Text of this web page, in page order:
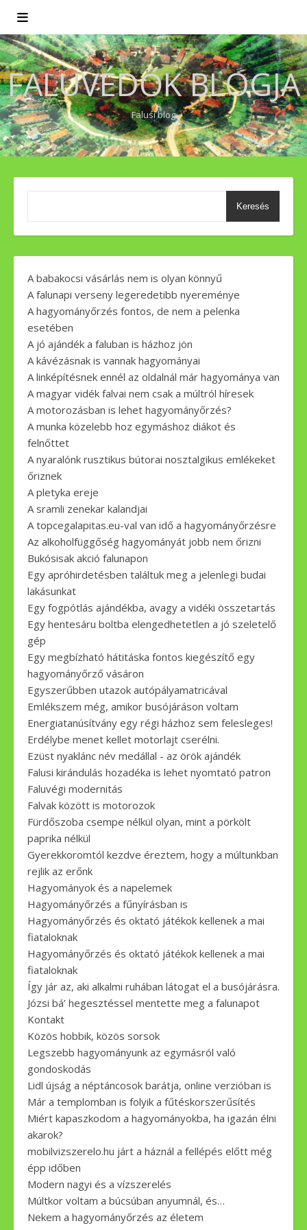
FALUVÉDŐK BLOGJA
Falusi blog
Keresés
A babakocsi vásárlás nem is olyan könnyű
A falunapi verseny legeredetibb nyereménye
A hagyományőrzés fontos, de nem a pelenka
esetében
A jó ajándék a faluban is házhoz jön
A kávézásnak is vannak hagyományai
A linképítésnek ennél az oldalnál már hagyománya van
A magyar vidék falvai nem csak a múltról híresek
A motorozásban is lehet hagyományőrzés?
A munka közelebb hoz egymáshoz diákot és
felnőttet
A nyaralónk rusztikus bútorai nosztalgikus emlékeket
őriznek
A pletyka ereje
A sramli zenekar kalandjai
A topcegalapitas.eu-val van idő a hagyományőrzésre
Az alkoholfüggőség hagyományát jobb nem őrizni
Bukósisak akció falunapon
Egy apróhirdetésben találtuk meg a jelenlegi budai
lakásunkat
Egy fogpótlás ajándékba, avagy a vidéki összetartás
Egy hentesáru boltba elengedhetetlen a jó szeletelő
gép
Egy megbízható hátitáska fontos kiegészítő egy
hagyományőrző vásáron
Egyszerűbben utazok autópályamatricával
Emlékszem még, amikor busójáráson voltam
Energiatanúsítvány egy régi házhoz sem felesleges!
Erdélybe menet kellet motorlajt cserélni.
Ezüst nyaklánc név medállal - az örök ajándék
Falusi kirándulás hozadéka is lehet nyomtató patron
Faluvégi modernitás
Falvak között is motorozok
Fürdőszoba csempe nélkül olyan, mint a pörkölt
paprika nélkül
Gyerekkoromtól kezdve éreztem, hogy a múltunkban
rejlik az erőnk
Hagyományok és a napelemek
Hagyományőrzés a fűnyírásban is
Hagyományőrzés és oktató játékok kellenek a mai
fiataloknak
Hagyományőrzés és oktató játékok kellenek a mai
fiataloknak
Így jár az, aki alkalmi ruhában látogat el a busójárásra.
Józsi bá’ hegesztéssel mentette meg a falunapot
Kontakt
Közös hobbik, közös sorsok
Legszebb hagyományunk az egymásról való
gondoskodás
Lidl újság a néptáncosok barátja, online verzióban is
Már a templomban is folyik a fűtéskorszerűsítés
Miért kapaszkodom a hagyományokba, ha igazán élni
akarok?
mobilvizszerelo.hu járt a háznál a fellépés előtt még
épp időben
Modern nagyi és a vízszerelés
Múltkor voltam a búcsúban anyumnál, és…
Nekem a hagyományőrzés az életem